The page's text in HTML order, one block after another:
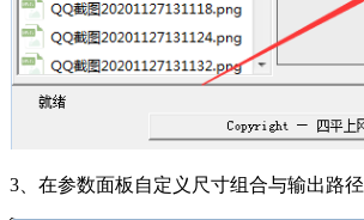
3、在参数面板自定义尺寸组合与输出路径